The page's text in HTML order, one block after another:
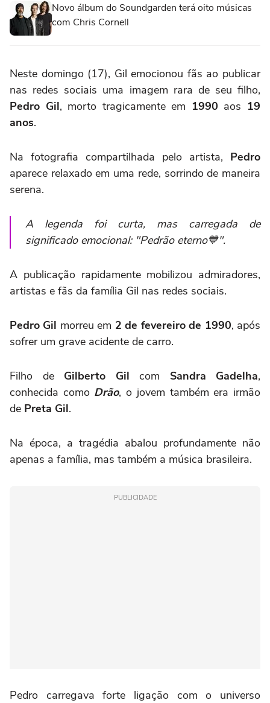
Novo álbum do Soundgarden terá oito músicas
com Chris Cornell
Neste domingo (17), Gil emocionou fãs ao publicar
nas redes sociais uma imagem rara de seu filho,
Pedro Gil, morto tragicamente em 1990 aos 19
anos.
Na fotografia compartilhada pelo artista, Pedro
aparece relaxado em uma rede, sorrindo de maneira
serena.
A legenda foi curta, mas carregada de
significado emocional: "Pedrão eterno💙".
A publicação rapidamente mobilizou admiradores,
artistas e fãs da família Gil nas redes sociais.
Pedro Gil morreu em 2 de fevereiro de 1990, após
sofrer um grave acidente de carro.
Filho de Gilberto Gil com Sandra Gadelha,
conhecida como Drão, o jovem também era irmão
de Preta Gil.
Na época, a tragédia abalou profundamente não
apenas a família, mas também a música brasileira.
PUBLICIDADE
Pedro carregava forte ligação com o universo